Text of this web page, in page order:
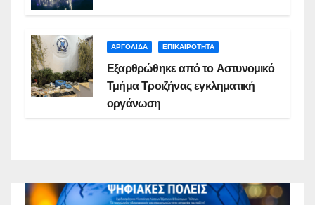
ΑΡΓΟΛΙΔΑ ΕΠΙΚΑΙΡΟΤΗΤΑ
Εξαρθρώθηκε από το Αστυνομικό
Τμήμα Τροιζήνας εγκληματική
οργάνωση